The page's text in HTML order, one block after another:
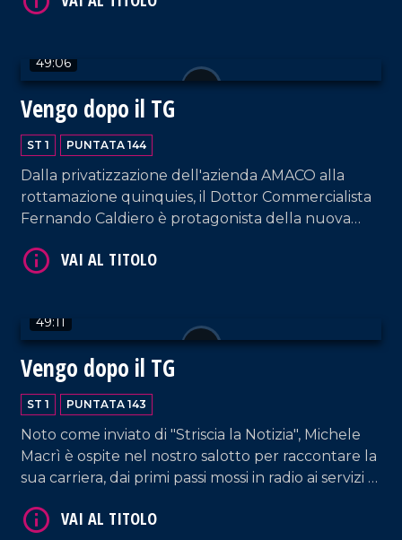
49:06
Vengo dopo il TG
ST 1 PUNTATA 144
Dalla privatizzazione dell'azienda AMACO alla
rottamazione quinquies, il Dottor Commercialista
Fernando Caldiero è protagonista della nuova
49:11
Vengo dopo il TG
ST 1 PUNTATA 143
Noto come inviato di "Striscia la Notizia", Michele
Macrì è ospite nel nostro salotto per raccontare la
sua carriera, dai primi passi mossi in radio ai servizi di
VAI AL TITOLO